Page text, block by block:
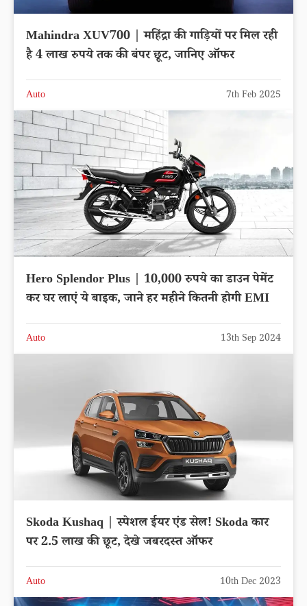
Mahindra XUV700 | महिंद्रा की गाड़ियों पर मिल रही
है 4 लाख रुपये तक की बंपर छूट, जानिए ऑफर
Auto 7th Feb 2025
Hero Splendor Plus | 10,000 रुपये का डाउन पेमेंट
कर घर लाएं ये बाइक, जाने हर महीने कितनी होगी EMI
Auto 13th Sep 2024
Skoda Kushaq | स्पेशल ईयर एंड सेल! Skoda कार
पर 2.5 लाख की छूट, देखे जबरदस्त ऑफर
Auto 10th Dec 2023